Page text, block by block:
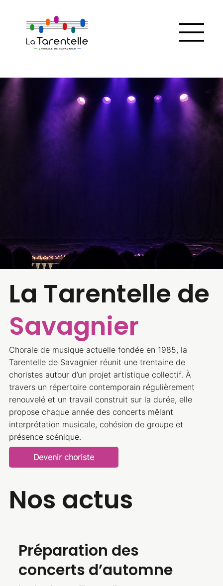
La Tarentelle de
Savagnier
Chorale de musique actuelle fondée en 1985, la
Tarentelle de Savagnier réunit une trentaine de
choristes autour d’un projet artistique collectif. À
travers un répertoire contemporain régulièrement
renouvelé et un travail construit sur la durée, elle
propose chaque année des concerts mêlant
interprétation musicale, cohésion de groupe et
présence scénique.
Devenir choriste
Nos actus
Préparation des
concerts d’automne